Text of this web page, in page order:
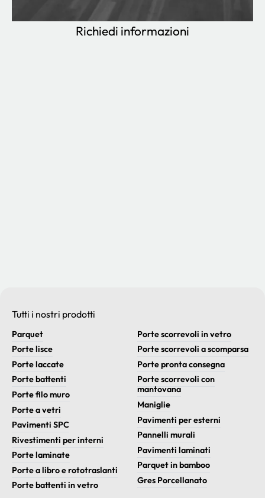
Richiedi informazioni
Tutti i nostri prodotti
Parquet
Porte lisce
Porte laccate
Porte battenti
Porte filo muro
Porte a vetri
Pavimenti SPC
Rivestimenti per interni
Porte laminate
Porte a libro e rototraslanti
Porte battenti in vetro
Porte scorrevoli in vetro
Porte scorrevoli a scomparsa
Porte pronta consegna
Porte scorrevoli con
mantovana
Maniglie
Pavimenti per esterni
Pannelli murali
Pavimenti laminati
Parquet in bamboo
Gres Porcellanato